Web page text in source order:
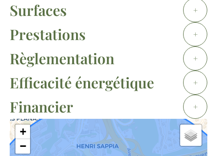
Surfaces +
Prestations +
Règlementation +
Efficacité énergétique +
Financier +
+
−